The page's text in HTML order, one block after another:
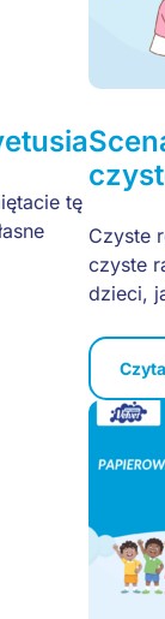
tę
Czyste
czyste
dzieci,